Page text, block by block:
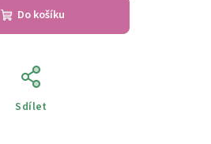
Do košíku
Sdílet